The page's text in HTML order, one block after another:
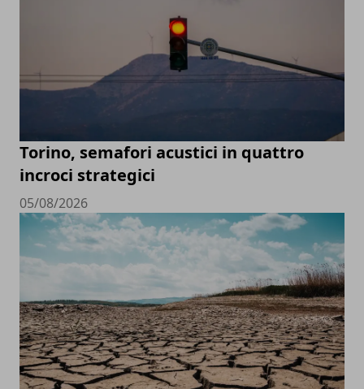
Torino, semafori acustici in quattro
incroci strategici
05/08/2026